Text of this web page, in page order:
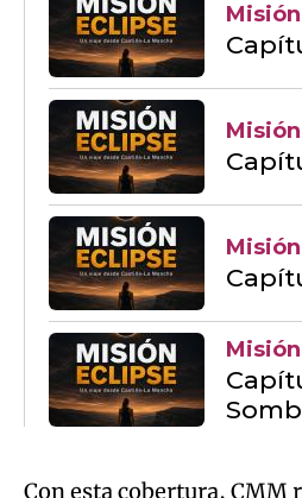
Con esta cobertura, CMM